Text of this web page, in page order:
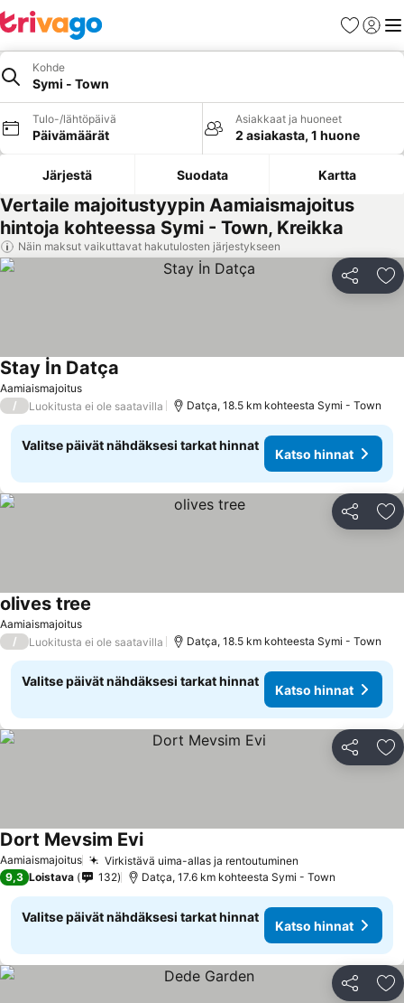
Suosikit
Kohde
Symi - Town
Tulo-/lähtöpäivä
Päivämäärät
Asiakkaat ja huoneet
2 asiakasta, 1 huone
Järjestä Suodata Kartta
Vertaile majoitustyypin Aamiaismajoitus
hintoja kohteessa Symi - Town, Kreikka
Näin maksut vaikuttavat hakutulosten järjestykseen
Jaa
Aamiaismajoitus
Stay İn Datça
/ Luokitusta ei ole saatavilla Datça, 18.5 km kohteesta Symi - Town
Valitse päivät nähdäksesi tarkat hinnat
Katso hinnat
Jaa
Aamiaismajoitus
olives tree
/ Luokitusta ei ole saatavilla Datça, 18.5 km kohteesta Symi - Town
Valitse päivät nähdäksesi tarkat hinnat
Katso hinnat
Jaa
Aamiaismajoitus Virkistävä uima-allas ja rentoutuminen
Dort Mevsim Evi
9,3 Loistava 132 Datça, 17.6 km kohteesta Symi - Town
Valitse päivät nähdäksesi tarkat hinnat
Katso hinnat
Jaa